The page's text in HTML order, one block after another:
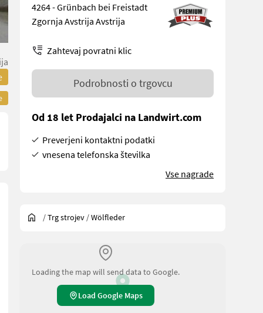
4264 - Grünbach bei Freistadt
Zgornja Avstrija Avstrija
Zahtevaj povratni klic
Podrobnosti o trgovcu
Od 18 let Prodajalci na Landwirt.com
Preverjeni kontaktni podatki
vnesena telefonska številka
Vse nagrade
/Trg strojev /Wölfleder
Loading the map will send data to Google.
Load Google Maps